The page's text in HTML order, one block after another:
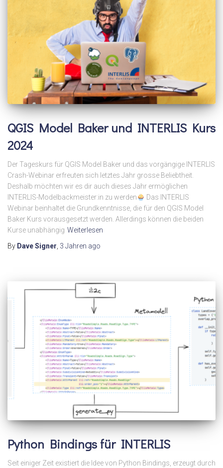
QGIS Model Baker und INTERLIS Kurs
2024
Der Tageskurs für QGIS Model Baker und das vorgängige INTERLIS
Crash-Webinar erfreuten sich letztes Jahr grosse Beliebtheit.
Deshalb möchten wir es dir auch dieses Jahr ermöglichen
INTERLIS-Modelbackmeister:in zu werden
Das INTERLIS
Webinar beinhaltet die Grundkenntnisse, die für den QGIS Model
Baker Kurs vorausgesetzt werden. Allerdings können die beiden
Kurse unabhängig Weiterlesen
By Dave Signer, 3 Jahren ago
Python Bindings für INTERLIS
Seit einiger Zeit existiert die Idee von Python Bindings, erzeugt durch